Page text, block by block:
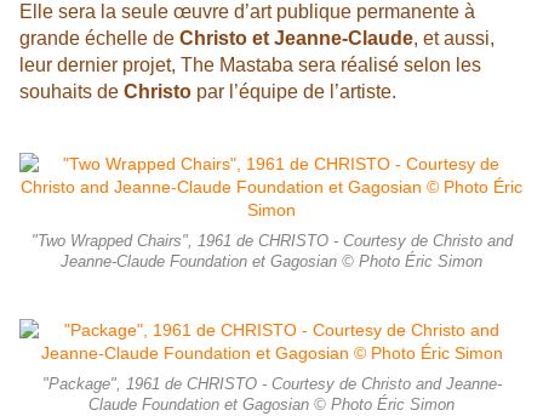
Elle sera la seule œuvre d’art publique permanente à
grande échelle de Christo et Jeanne-Claude, et aussi,
leur dernier projet, The Mastaba sera réalisé selon les
souhaits de Christo par l’équipe de l’artiste.
"Two Wrapped Chairs", 1961 de CHRISTO - Courtesy de Christo and
Jeanne-Claude Foundation et Gagosian © Photo Éric Simon
"Package", 1961 de CHRISTO - Courtesy de Christo and Jeanne-
Claude Foundation et Gagosian © Photo Éric Simon